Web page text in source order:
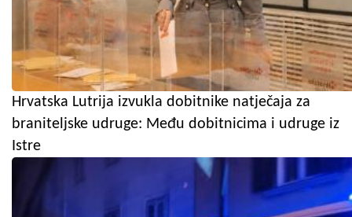
Hrvatska Lutrija izvukla dobitnike natječaja za
braniteljske udruge: Među dobitnicima i udruge iz
Istre